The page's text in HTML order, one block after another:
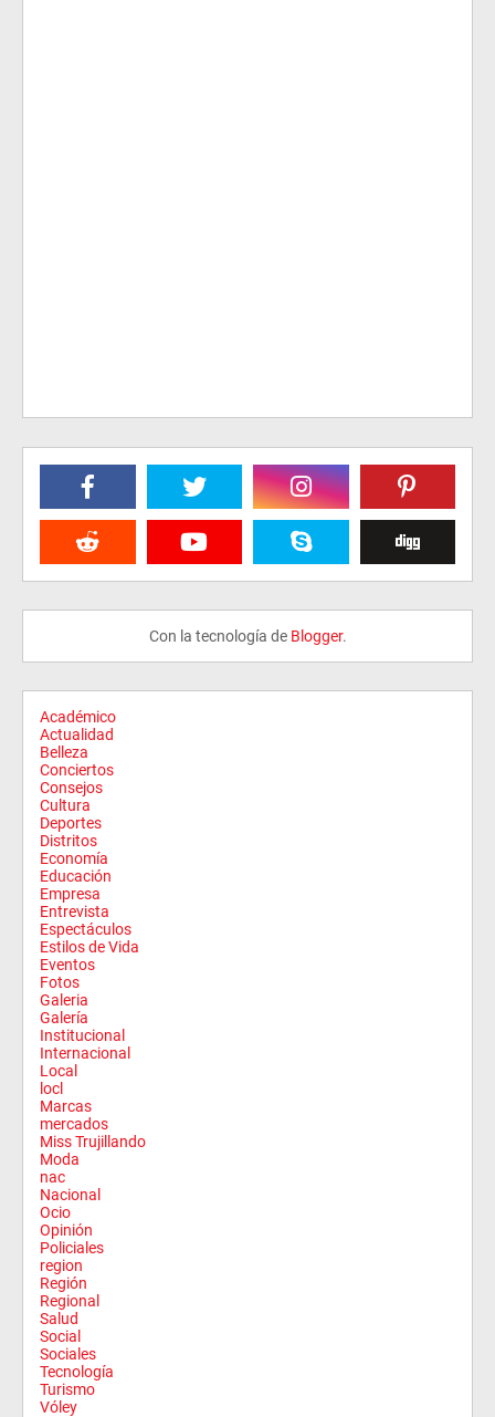
Con la tecnología de Blogger.
Académico
Actualidad
Belleza
Conciertos
Consejos
Cultura
Deportes
Distritos
Economía
Educación
Empresa
Entrevista
Espectáculos
Estilos de Vida
Eventos
Fotos
Galeria
Galería
Institucional
Internacional
Local
locl
Marcas
mercados
Miss Trujillando
Moda
nac
Nacional
Ocio
Opinión
Policiales
region
Región
Regional
Salud
Social
Sociales
Tecnología
Turismo
Vóley